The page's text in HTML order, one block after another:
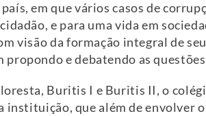
em que vários casos de
e para uma vida em
visão da formação integral de
e debatendo as
Buritis I e Buritis II, o
que além de envolver